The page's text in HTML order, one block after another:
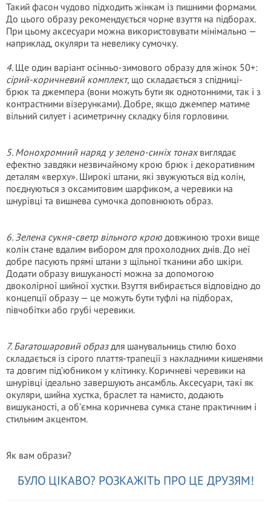
Такий фасон чудово підходить жінкам із пишними формами.
До цього образу рекомендується чорне взуття на підборах.
При цьому аксесуари можна використовувати мінімально —
наприклад, окуляри та невелику сумочку.
4. Ще один варіант осінньо-зимового образу для жінок 50+:
сірий-коричневий комплект, що складається з спідниці-
брюк та джемпера (вони можуть бути як однотонними, так і з
контрастними візерунками). Добре, якщо джемпер матиме
вільний силует і асиметричну складку біля горловини.
5. Монохромний наряд у зелено-синіх тонахвиглядає
ефектно завдяки незвичайному крою брюк і декоративним
деталям «верху». Широкі штани, які звужуються від колін,
поєднуються з оксамитовим шарфиком, а черевики на
шнурівці та вишнева сумочка доповнюють образ.
6. Зелена сукня-светр вільного крою довжиною трохи вище
колін стане вдалим вибором для прохолодних днів. До неї
добре пасують прямі штани з щільної тканини або шкіри.
Додати образу вишуканості можна за допомогою
двоколірної шийної хустки. Взуття вибирається відповідно до
концепції образу — це можуть бути туфлі на підборах,
півчобітки або грубі черевики.
7. Багатошаровий образдля шанувальниць стилю бохо
складається із сірого плаття-трапеції з накладними кишенями
та довгим під’юбником у клітинку. Коричневі черевики на
шнурівці ідеально завершують ансамбль. Аксесуари, такі як
окуляри, шийна хустка, браслет та намисто, додають
вишуканості, а об’ємна коричнева сумка стане практичним і
стильним акцентом.
Як вам образи?
БУЛО ЦІКАВО? РОЗКАЖІТЬ ПРО ЦЕ ДРУЗЯМ!